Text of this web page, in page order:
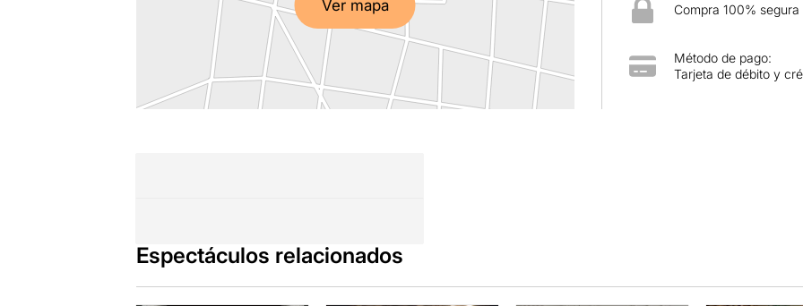
Ver mapa Compra 100% segura
Método de pago:
Tarjeta de débito y
Espectáculos relacionados